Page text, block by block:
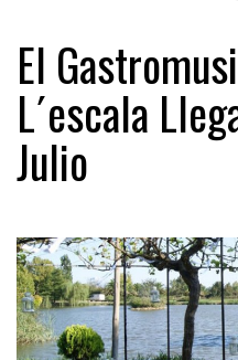
El
L´escala
Julio